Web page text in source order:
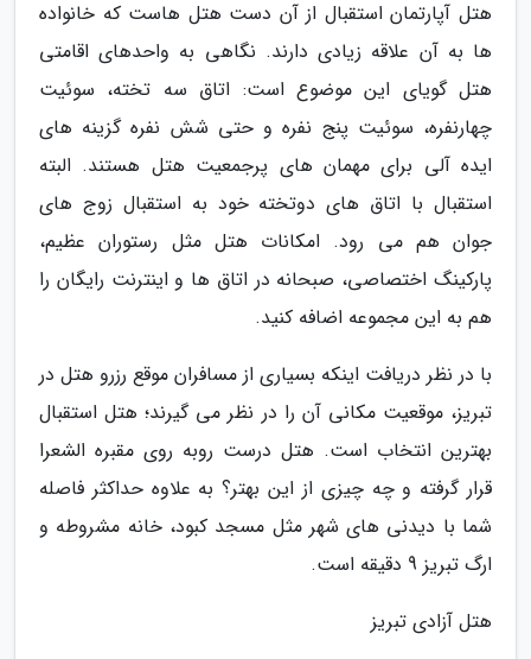
هتل آپارتمان استقبال از آن دست هتل هاست که خانواده
ها به آن علاقه زیادی دارند. نگاهی به واحدهای اقامتی
هتل گویای این موضوع است: اتاق سه تخته، سوئیت
چهارنفره، سوئیت پنج نفره و حتی شش نفره گزینه های
ایده آلی برای مهمان های پرجمعیت هتل هستند. البته
استقبال با اتاق های دوتخته خود به استقبال زوج های
جوان هم می رود. امکانات هتل مثل رستوران عظیم،
پارکینگ اختصاصی، صبحانه در اتاق ها و اینترنت رایگان را
هم به این مجموعه اضافه کنید.
با در نظر دریافت اینکه بسیاری از مسافران موقع رزرو هتل در
تبریز، موقعیت مکانی آن را در نظر می گیرند؛ هتل استقبال
بهترین انتخاب است. هتل درست روبه روی مقبره الشعرا
قرار گرفته و چه چیزی از این بهتر؟ به علاوه حداکثر فاصله
شما با دیدنی های شهر مثل مسجد کبود، خانه مشروطه و
ارگ تبریز 9 دقیقه است.
هتل آزادی تبریز